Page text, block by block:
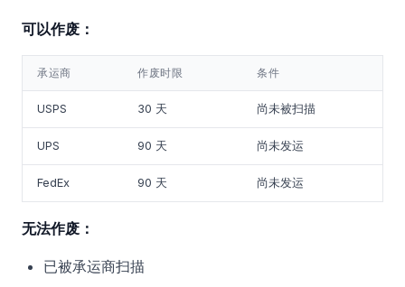
可以作废：
承运商 作废时限 条件
USPS 30 天 尚未被扫描
UPS 90 天 尚未发运
FedEx 90 天 尚未发运
无法作废：
已被承运商扫描